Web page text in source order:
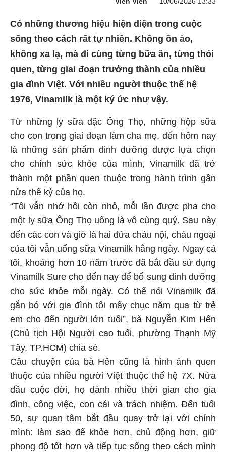
Viên Viên 10/06/2026 13:33
Có những thương hiệu hiện diện trong cuộc
sống theo cách rất tự nhiên. Không ồn ào,
không xa lạ, mà đi cùng từng bữa ăn, từng thói
quen, từng giai đoạn trưởng thành của nhiều
gia đình Việt. Với nhiều người thuộc thế hệ
1976, Vinamilk là một ký ức như vậy.
Từ những ly sữa đặc Ông Thọ, những hộp sữa
cho con trong giai đoạn làm cha mẹ, đến hôm nay
là những sản phẩm dinh dưỡng được lựa chọn
cho chính sức khỏe của mình, Vinamilk đã trở
thành một phần quen thuộc trong hành trình gần
nửa thế kỷ của họ.
“Tôi vẫn nhớ hồi còn nhỏ, mỗi lần được pha cho
một ly sữa Ông Thọ uống là vô cùng quý. Sau này
đến các con và giờ là hai đứa cháu nội, cháu ngoại
của tôi vẫn uống sữa Vinamilk hằng ngày. Ngay cả
tôi, khoảng hơn 10 năm trước đã bắt đầu sử dụng
Vinamilk Sure cho đến nay để bổ sung dinh dưỡng
cho sức khỏe mỗi ngày. Có thể nói Vinamilk đã
gắn bó với gia đình tôi mấy chục năm qua từ trẻ
em cho đến người lớn tuổi”, bà Nguyễn Kim Hên
(Chủ tịch Hội Người cao tuổi, phường Thạnh Mỹ
Tây, TP.HCM) chia sẻ.
Câu chuyện của bà Hên cũng là hình ảnh quen
thuộc của nhiều người Việt thuộc thế hệ 7X. Nửa
đầu cuộc đời, họ dành nhiều thời gian cho gia
đình, công việc, con cái và trách nhiệm. Đến tuổi
50, sự quan tâm bắt đầu quay trở lại với chính
mình: làm sao để khỏe hơn, chủ động hơn, giữ
phong độ tốt hơn và tiếp tục sống theo cách mình